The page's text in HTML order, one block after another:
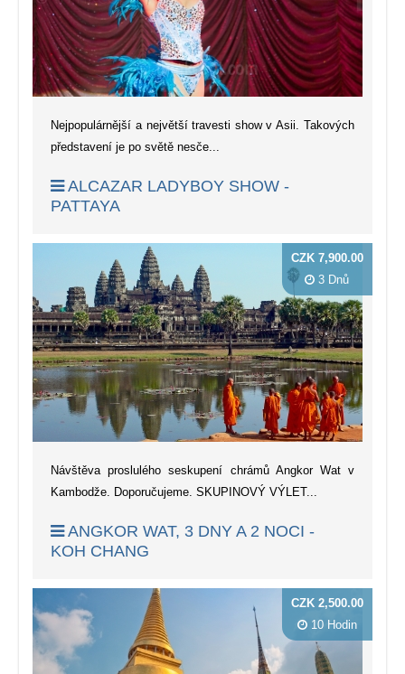
Nejpopulárnější a největší travesti show v Asii. Takových
představení je po světě nesče...
ALCAZAR LADYBOY SHOW -
PATTAYA
Návštěva proslulého seskupení chrámů Angkor Wat v
Kambodže. Doporučujeme. SKUPINOVÝ VÝLET...
ANGKOR WAT, 3 DNY A 2 NOCI -
KOH CHANG
CZK 7,900.00
3 Dnů
CZK 2,500.00
10 Hodin